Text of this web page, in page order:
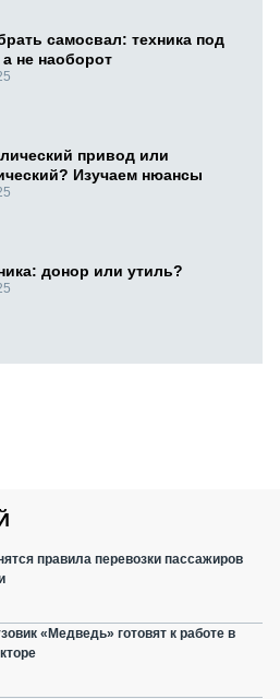
самосвал: техника под
а не наоборот
привод или
Изучаем нюансы
донор или утиль?
правила перевозки пассажиров
«Медведь» готовят к работе в